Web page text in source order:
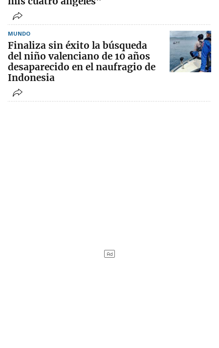
MUNDO
Finaliza sin éxito la búsqueda
del niño valenciano de 10 años
desaparecido en el naufragio de
Indonesia